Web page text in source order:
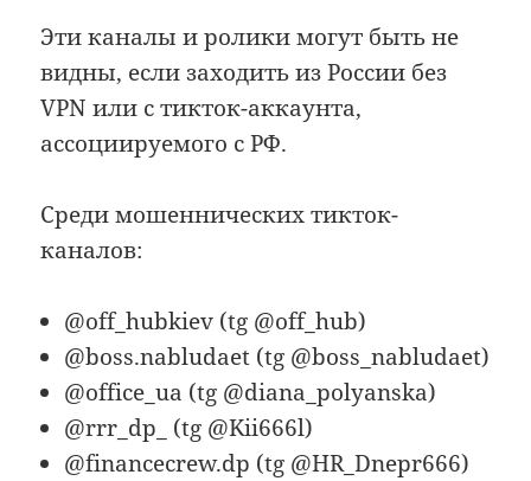
Эти каналы и ролики могут быть не
видны, если заходить из России без
VPN или c тикток-аккаунта,
ассоциируемого с РФ.
Среди мошеннических тикток-
каналов:
@off_hubkiev (tg @off_hub)
@boss.nabludaet (tg @boss_nabludaet)
@office_ua (tg @diana_polyanska)
@rrr_dp_ (tg @Kii666l)
@financecrew.dp (tg @HR_Dnepr666)